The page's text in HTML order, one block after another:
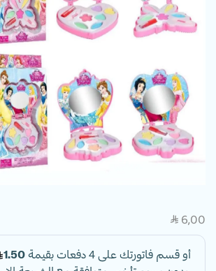
SAR 6,00